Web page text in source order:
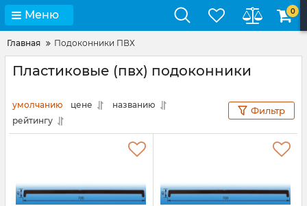
Меню 0
Главная Подоконники ПВХ
Пластиковые (пвх) подоконники
умолчанию цене
названию
рейтингу
Фильтр